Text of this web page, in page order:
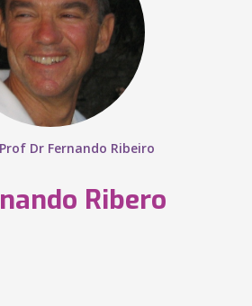
Prof Dr Fernando Ribeiro
Ribero